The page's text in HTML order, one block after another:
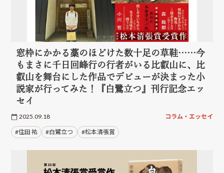
窓枠にかかる藁のほどけた数十足の草鞋……今
もまさに千日回峰行の行者がいる比叡山に、比
叡山を舞台にした作品でデビューが決まった小
説家が行ってみた！『白鷺立つ』刊行記念エッ
セイ
2025.09.18 コラム・エッセイ
#住田 祐 #白鷺立つ #松本清張賞